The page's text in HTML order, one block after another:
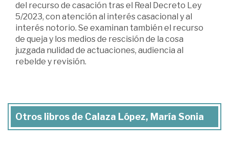
del recurso de casación tras el Real Decreto Ley
5/2023, con atención al interés casacional y al
interés notorio. Se examinan también el recurso
de queja y los medios de rescisión de la cosa
juzgada nulidad de actuaciones, audiencia al
rebelde y revisión.
Otros libros de Calaza López, María Sonia